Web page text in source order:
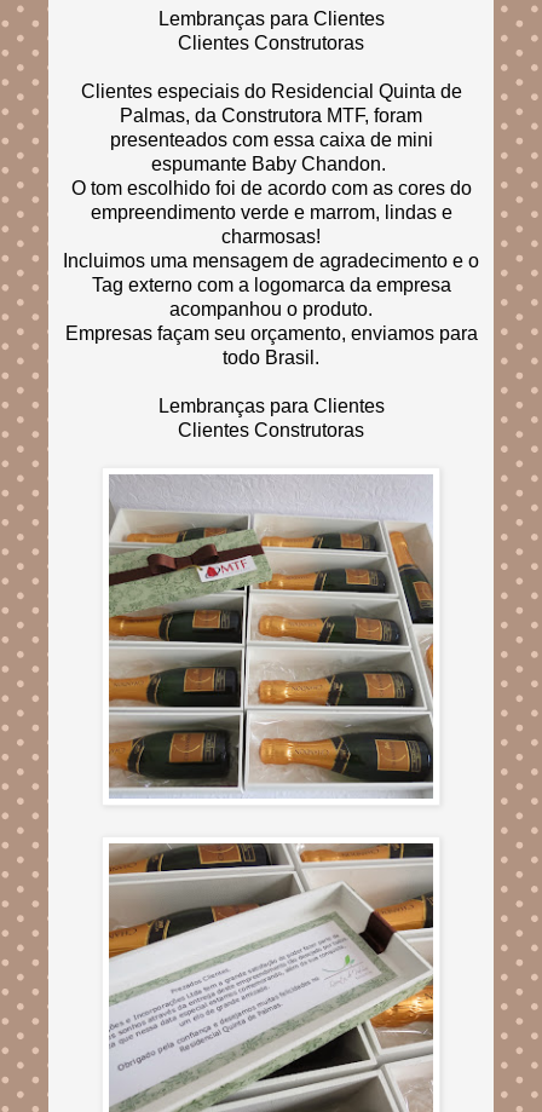
Lembranças para Clientes
Clientes Construtoras
Clientes especiais do Residencial Quinta de
Palmas, da Construtora MTF, foram
presenteados com essa caixa de mini
espumante Baby Chandon.
O tom escolhido foi de acordo com as cores do
empreendimento verde e marrom, lindas e
charmosas!
Incluimos uma mensagem de agradecimento e o
Tag externo com a logomarca da empresa
acompanhou o produto.
Empresas façam seu orçamento, enviamos para
todo Brasil.
Lembranças para Clientes
Clientes Construtoras